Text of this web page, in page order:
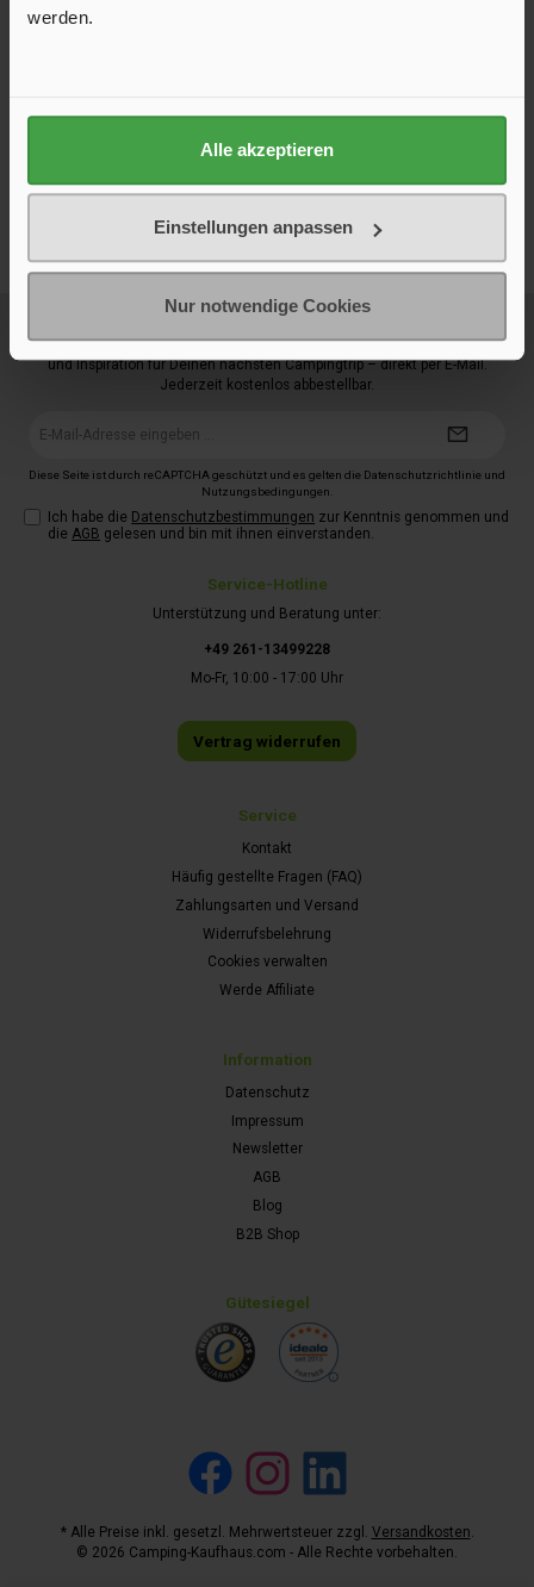
werden.
Alle akzeptieren
Einstellungen anpassen
Nur notwendige Cookies
Kundinnen und Kunden bestätigen unseren schnellen Versand,
zuverlässigen Service und die hohe Qualität unserer
verifizierten Käufern – für maximale Transparenz und
Vertrauen beim Einkauf.
Service-Hotline
Unterstützung und Beratung unter:
+49 261-13499228
Mo-Fr, 10:00 - 17:00 Uhr
Vertrag widerrufen
Service
Kontakt
Häufig gestellte Fragen (FAQ)
Zahlungsarten und Versand
Widerrufsbelehrung
Cookies verwalten
Werde Affiliate
Information
Datenschutz
Impressum
Newsletter
AGB
Blog
B2B Shop
Gütesiegel
Newsletter
Neue Produkte, 5 € Startguthaben bei Erstanmeldung, exklusive Aktionen
und Inspiration für Deinen nächsten Campingtrip – direkt per E-Mail.
Jederzeit kostenlos abbestellbar.
Diese Seite ist durch reCAPTCHA geschützt und es gelten die Datenschutzrichtlinie und
Nutzungsbedingungen.
Ich habe die Datenschutzbestimmungen zur Kenntnis genommen und
die AGB gelesen und bin mit ihnen einverstanden.
Facebook Instagram
* Alle Preise inkl. gesetzl. Mehrwertsteuer zzgl. Versandkosten.
© 2026 Camping-Kaufhaus.com - Alle Rechte vorbehalten.